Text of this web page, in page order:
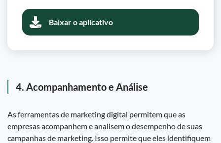
Baixar o aplicativo
4. Acompanhamento e Análise
As ferramentas de marketing digital permitem que as
empresas acompanhem e analisem o desempenho de suas
campanhas de marketing. Isso permite que eles identifiquem